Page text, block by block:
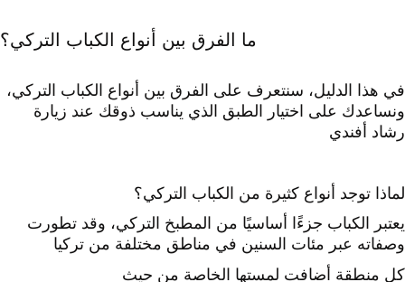
ما الفرق بين أنواع الكباب التركي؟
في هذا الدليل، سنتعرف على الفرق بين أنواع الكباب التركي،
ونساعدك على اختيار الطبق الذي يناسب ذوقك عند زيارة
رشاد أفندي
لماذا توجد أنواع كثيرة من الكباب التركي؟
يعتبر الكباب جزءًا أساسيًا من المطبخ التركي، وقد تطورت
وصفاته عبر مئات السنين في مناطق مختلفة من تركيا
كل منطقة أضافت لمستها الخاصة من حيث